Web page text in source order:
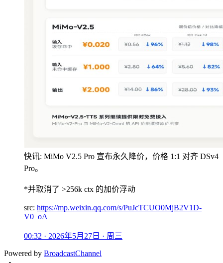
快讯: MiMo V2.5 Pro 宣布永久降价，价格 1:1 对齐 DSv4
Pro。
*并取消了 >256k ctx 的加价浮动
src: https://mp.weixin.qq.com/s/PuJcTCUO0MjB2V1D-
V0_oA
00:32 · 2026年5月27日 · 周三
Powered by BroadcastChannel